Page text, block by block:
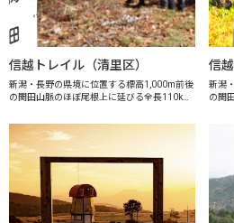
信越トレイル（清里区）
新潟・長野の県境に位置する標高1,000m前後
の関田山脈のほぼ尾根上に延びる全長110km
フ゛ナ林に育まれた自然豊かなこの山脈は、
かつて信濃と越後を結ぶ交通の要...
信
新潟
の関